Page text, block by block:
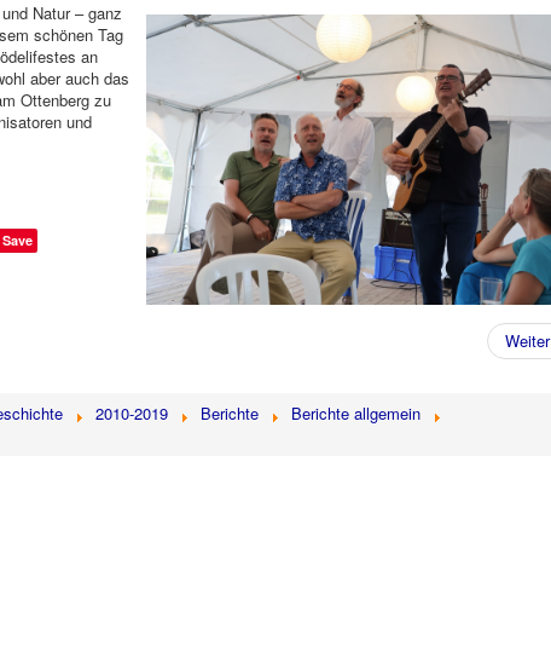
Natur – ganz
schönen Tag
an
aber auch das
Ottenberg zu
und
Save
Weiter
2010-2019 Berichte
Berichte allgemein